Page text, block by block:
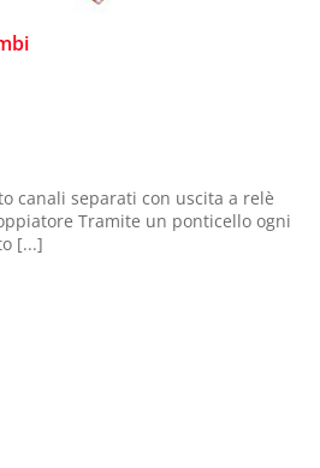
canali separati con uscita a relè
Tramite un ponticello ogni
[...]